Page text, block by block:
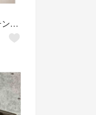
ドリスヴァンノッテン セットアップ 黒サイズ50